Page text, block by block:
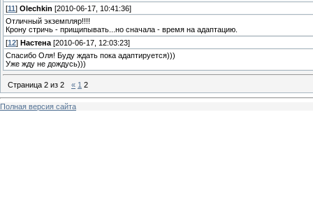
[11] Olechkin [2010-06-17, 10:41:36]
Отличный экземпляр!!!!
Крону стричь - прищипывать...но сначала - время на адаптацию.
[12] Настена [2010-06-17, 12:03:23]
Спасибо Оля! Буду ждать пока адаптируется)))
Уже жду не дождусь)))
Страница 2 из 2 « 1 2
Полная версия сайта